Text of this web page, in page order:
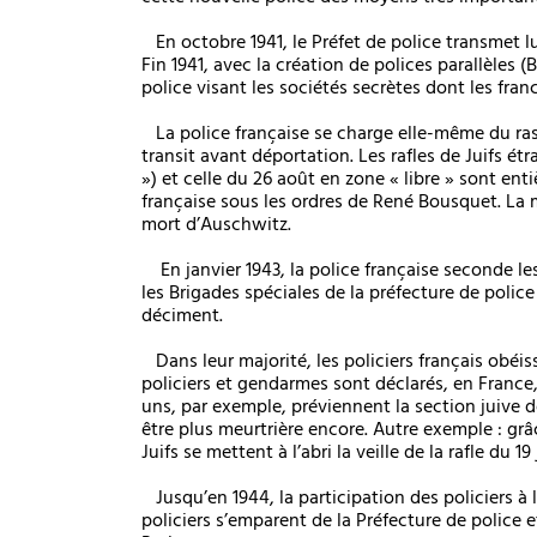
En octobre 1941, le Préfet de police transmet
Fin 1941, avec la création de polices
police visant les sociétés secrètes dont les
La police française se charge elle-même du
transit avant déportation. Les rafles de Juifs
») et celle du 26 août en zone « libre » sont
française sous les ordres de René Bousquet.
mort d’Auschwitz.
En janvier 1943, la police française seconde
les Brigades spéciales de la préfecture de
déciment.
Dans leur majorité, les policiers français
policiers et gendarmes sont déclarés, en
uns, par exemple, préviennent la section juive
être plus meurtrière encore. Autre exemple :
Juifs se mettent à l’abri la veille de la rafle du
Jusqu’en 1944, la participation des policiers
policiers s’emparent de la Préfecture de